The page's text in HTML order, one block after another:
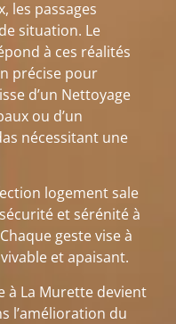
les passages
situation. Le
à ces réalités
précise pour
d’un Nettoyage
ou d’un
nécessitant une
logement sale
et sérénité à
geste vise à
et apaisant.
à La Murette devient
l’amélioration du